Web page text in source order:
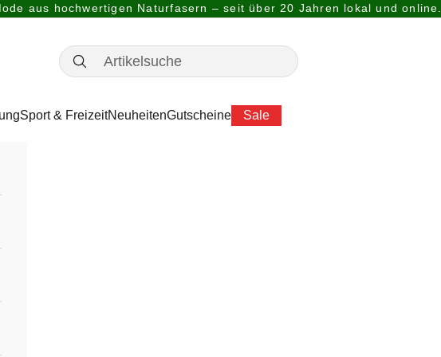
aus hochwertigen Naturfasern – seit über 20 Jahren lokal und online.
Sport & FreizeitNeuheitenGutscheine Sale